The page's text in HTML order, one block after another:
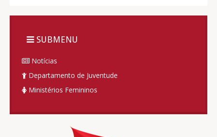
SUBMENU
Notícias
Departamento de Juventude
Ministérios Femininos